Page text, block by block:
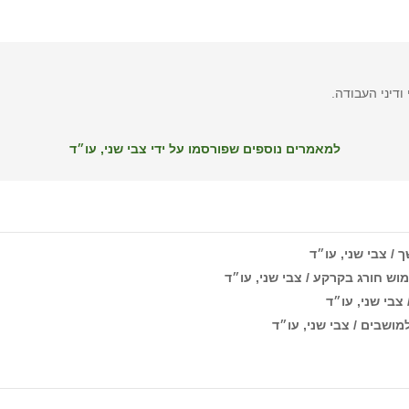
העבודה.
למאמרים נוספים שפורסמו על ידי צבי שני, עו״ד
/ צבי שני, עו״ד
חורג בקרקע / צבי שני, עו״ד
שני, עו״ד
/ צבי שני, עו״ד